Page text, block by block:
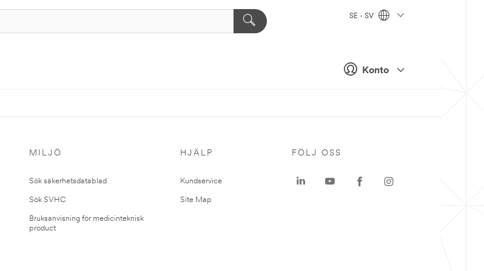
Konto
SE - SV
MILJÖ
Sök säkerhetsdatablad
Sök SVHC
Bruksanvisning för medicinteknisk
product
HJÄLP
Kundservice
Site Map
FÖLJ OSS